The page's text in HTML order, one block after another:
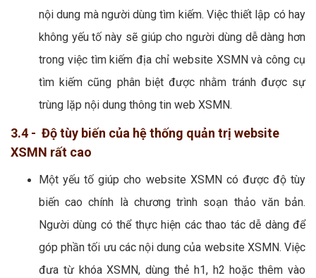
nội dung mà người dùng tìm kiếm. Việc thiết lập có hay
không yếu tố này sẽ giúp cho người dùng dễ dàng hơn
trong việc tìm kiếm địa chỉ website XSMN và công cụ
tìm kiếm cũng phân biệt được nhằm tránh được sự
trùng lặp nội dung thông tin web XSMN.
3.4 - Độ tùy biến của hệ thống quản trị website
XSMN rất cao
Một yếu tố giúp cho website XSMN có được độ tùy
biến cao chính là chương trình soạn thảo văn bản.
Người dùng có thể thực hiện các thao tác dễ dàng để
góp phần tối ưu các nội dung của website XSMN. Việc
đưa từ khóa XSMN, dùng thẻ h1, h2 hoặc thêm vào